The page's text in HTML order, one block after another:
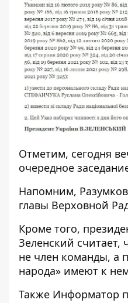
Отметим, сегодня
очередное
Напомним,
главы Верховной
Кроме того,
Зеленский считает,
не член команды, а
народа» имеют к
Также Информатор